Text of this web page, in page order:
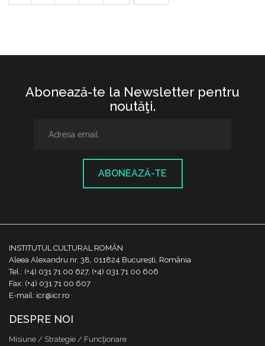
Abonează-te la Newsletter pentru
noutăţi.
ABONEAZĂ-TE
INSTITUTUL CULTURAL ROMÂN
Aleea Alexandru nr. 38, 011824 București, România
Tel.: (+4) 031 71 00 627, (+4) 031 71 00 606
Fax: (+4) 031 71 00 607
E-mail: icr@icr.ro
DESPRE NOI
Misiune / Strategie / Funcţionare